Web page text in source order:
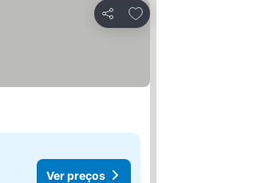
Partilhar
Adicionar aos favoritos
Ver preços